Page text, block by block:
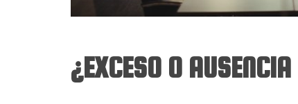
¿EXCESO O